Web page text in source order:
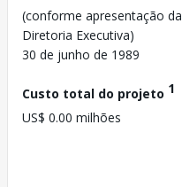
(conforme apresentação da
Diretoria Executiva)
30 de junho de 1989
Custo total do projeto 1
US$ 0.00 milhões